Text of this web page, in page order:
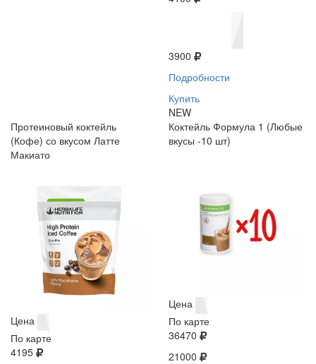
3900
Подробности
Купить
NEW
Протеиновый коктейль
(Кофе) со вкусом Латте
Макиато
Цена
По карте
4195
Коктейль Формула 1 (Любые
вкусы -10 шт)
Цена
По карте
36470
21000